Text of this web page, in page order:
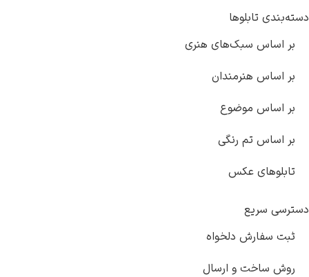
تابلوها
اساس سبک‌های هنری
اساس هنرمندان
اساس موضوع
اساس تم رنگی
عکس
سریع
سفارش دلخواه
ساخت و ارسال